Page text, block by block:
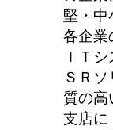
堅・中
各企業
ＩＴ
ＳＲ
質の高
支店に